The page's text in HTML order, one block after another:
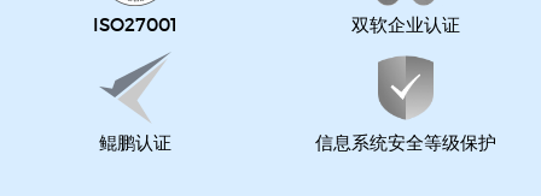
ISO27001 双软企业认证
鲲鹏认证 信息系统安全等级保护